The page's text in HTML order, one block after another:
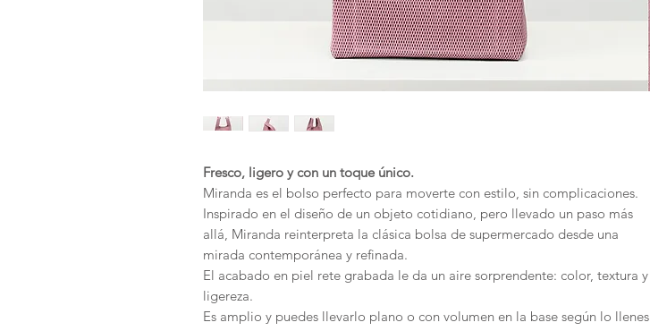
Fresco, ligero y con un toque único.
Miranda es el bolso perfecto para moverte con estilo, sin complicaciones.
Inspirado en el diseño de un objeto cotidiano, pero llevado un paso más
allá, Miranda reinterpreta la clásica bolsa de supermercado desde una
mirada contemporánea y refinada.
El acabado en piel rete grabada le da un aire sorprendente: color, textura y
ligereza.
Es amplio y puedes llevarlo plano o con volumen en la base según lo llenes